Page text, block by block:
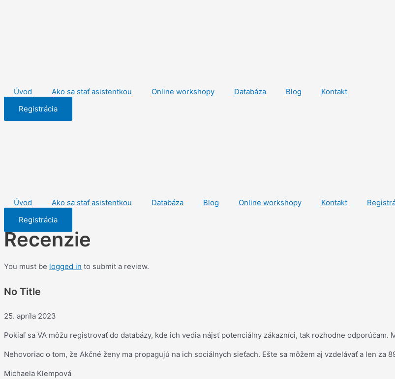
Úvod Ako sa stať asistentkou Online workshopy Databáza Blog
Kontakt
Registrácia
Úvod Ako sa stať asistentkou Databáza Blog Online workshopy Kontakt
Registrácia
Recenzie
You must be logged in to submit a review.
No Title
Rated
out
of
25. apríla 2023
Pokiaľ sa VA môžu registrovať do databázy, kde ich vedia nájsť potenciálny zákazníci, tak rozhodne
Nehovoriac o tom, že Akčné ženy ma propagujú na ich sociálnych sieťach. Ešte sa môžem aj vzdelávať a len za
Michaela Klempová